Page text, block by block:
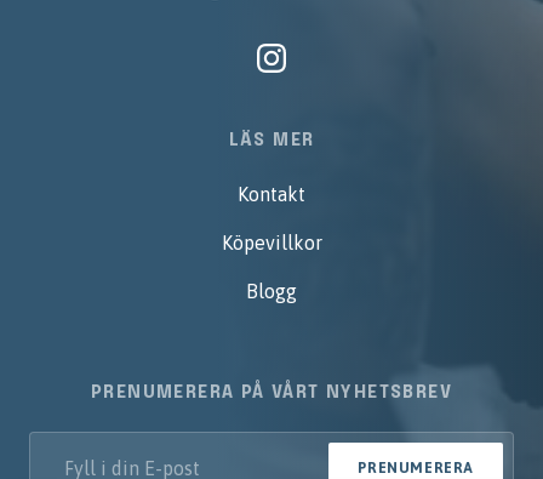
LÄS MER
Kontakt
Köpevillkor
Blogg
PRENUMERERA PÅ VÅRT NYHETSBREV
PRENUMERERA